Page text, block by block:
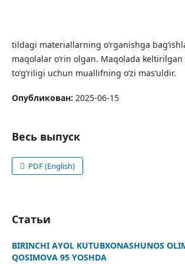
tildagi materiallarning o‘rganishga
maqolalar o‘rin olgan. Maqolada
to‘g‘riligi uchun muallifning o‘zi mas’uldir.
Опубликован: 2025-06-15
Весь выпуск
PDF (English)
Статьи
BIRINCHI АYOL KUTUBXONАSHUNOS
QOSIMOVА 95 YOSHDА